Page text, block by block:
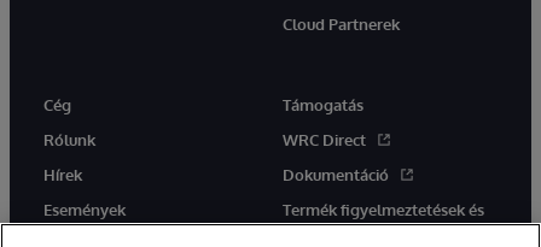
Cloud Partnerek
Cég
Rólunk
Hírek
Események
Támogatás
WRC Direct
Dokumentáció
Termék figyelmeztetések és
tanácsok